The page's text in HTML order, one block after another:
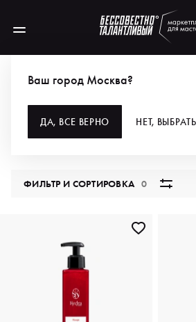
Ваш город Москва?
ДА, ВСЕ ВЕРНО НЕТ,
ВСЕ
ФИЛЬТР И СОРТИРОВКА0